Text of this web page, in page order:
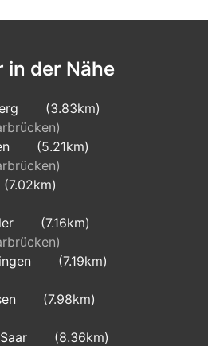
in der Nähe
(3.83km)
(5.21km)
(7.02km)
(7.16km)
(7.19km)
(7.98km)
(8.36km)